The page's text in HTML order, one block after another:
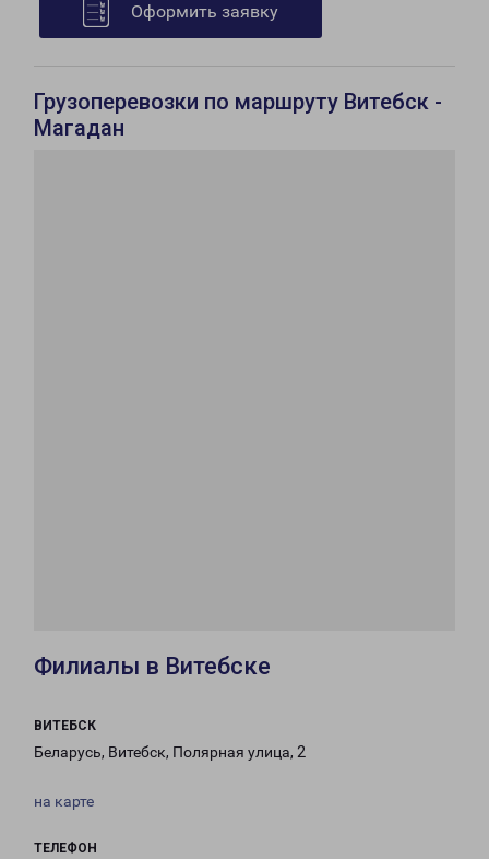
Оформить заявку
Грузоперевозки по маршруту Витебск -
Магадан
Филиалы в Витебске
ВИТЕБСК
Беларусь, Витебск, Полярная улица, 2
на карте
ТЕЛЕФОН